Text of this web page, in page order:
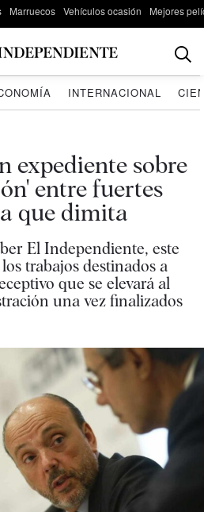
Marruecos Vehículos ocasión Mejores
INTERNACIONAL
expediente sobre
entre fuertes
que dimita
El Independiente, este
trabajos destinados a
que se elevará al
una vez finalizados